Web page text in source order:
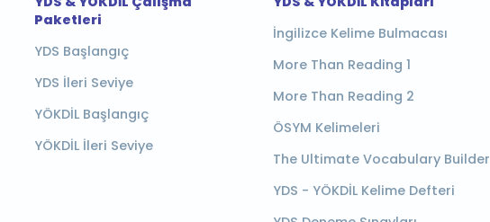
Paketleri
YDS Başlangıç
YDS İleri Seviye
YÖKDİL Başlangıç
YÖKDİL İleri Seviye
İngilizce Kelime Bulmacası
More Than Reading 1
More Than Reading 2
ÖSYM Kelimeleri
The Ultimate Vocabulary Builder
YDS - YÖKDİL Kelime Defteri